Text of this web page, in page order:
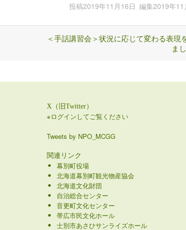
投稿2019年11月16日 編集2019年11
＜手話講習会＞状況に応じて変わる表現
ま
X（旧Twitter）
※ログインしてご覧ください
Tweets by NPO_MCGG
関連リンク
幕別町役場
北海道幕別町観光物産協会
北海道文化財団
自治総合センター
音更町文化センター
帯広市民文化ホール
士別市あさひサンライズホール